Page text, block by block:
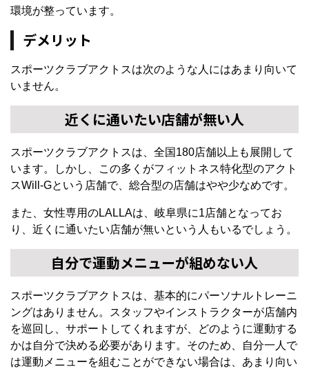
環境が整っています。
デメリット
スポーツクラブアクトスは次のような人にはあまり向いて
いません。
近くに通いたい店舗が無い人
スポーツクラブアクトスは、全国180店舗以上も展開して
います。しかし、この多くがフィットネス特化型のアクト
スWill-Gという店舗で、総合型の店舗はやや少なめです。
また、女性専用のLALLAは、岐阜県に1店舗となってお
り、近くに通いたい店舗が無いという人もいるでしょう。
自分で運動メニューが組めない人
スポーツクラブアクトスは、基本的にパーソナルトレーニ
ングはありません。スタッフやインストラクターが店舗内
を巡回し、サポートしてくれますが、どのように運動する
かは自分で決める必要があります。そのため、自分一人で
は運動メニューを組むことができない場合は、あまり向い